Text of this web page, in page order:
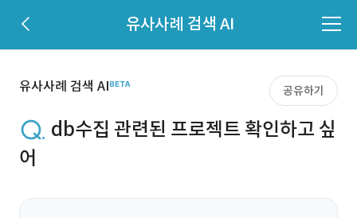
유사사례 검색 AI
유사사례 검색 AI 공유하기
db수집 관련된 프로젝트 확인하고 싶
어